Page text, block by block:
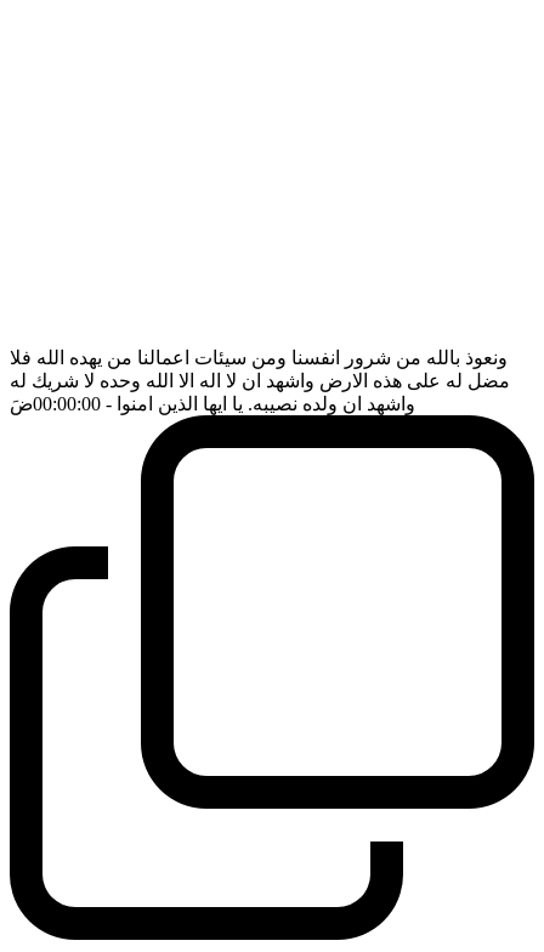
ونعوذ بالله من شرور انفسنا ومن سيئات اعمالنا من يهده الله فلا
مضل له على هذه الارض واشهد ان لا اله الا الله وحده لا شريك له
واشهد ان ولده نصيبه. يا ايها الذين امنوا - 00:00:00 ضَ